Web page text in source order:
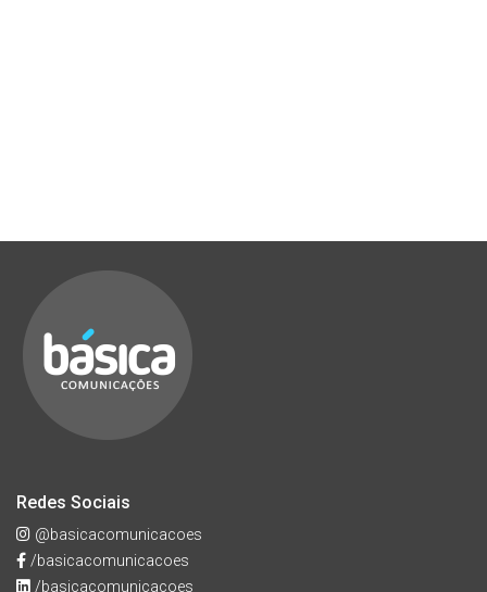
Redes Sociais
@basicacomunicacoes
/basicacomunicacoes
/basicacomunicacoes